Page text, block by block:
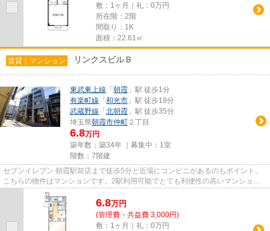
敷：1ヶ月｜礼：0万円
所在階：2階
間取り：1K
面積：22.61㎡
賃貸｜マンション リンクスビルＢ
東武東上線 「 朝霞 」駅 徒歩1分
有楽町線 「 和光市 」駅 徒歩19分
武蔵野線 「 北朝霞 」駅 徒歩35分
埼玉県朝霞市仲町 ２丁目
6.8万円
築年数：築34年 ｜募集中： 1室
階数：7階建
セブンイレブン 朝霞駅前店まで徒歩5分と近場にコンビニがあるのもポイント。
こちらの物件はマンションです。2駅利用可能でとても利便性の高いマンション
です。多種多様な物件を取り揃...
6.8万円
(管理費・共益費 3,000円)
敷：1ヶ月｜礼：0万円